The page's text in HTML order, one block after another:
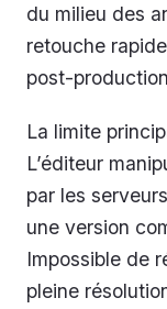
du milieu des
retouche
post-
La limite
L’éditeur
par les
une version
Impossible de
pleine